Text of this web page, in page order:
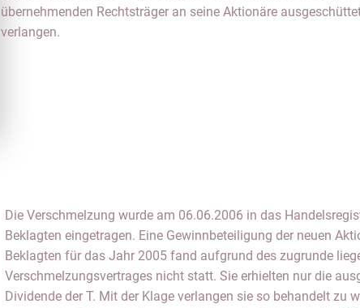
übernehmenden Rechtsträger an seine Aktionäre
verlangen.
Die Verschmelzung wurde am 06.06.2006 in das
Beklagten eingetragen. Eine Gewinnbeteiligung der neuen
Beklagten für das Jahr 2005 fand aufgrund des zugrunde
Verschmelzungsvertrages nicht statt. Sie erhielten nur die
Dividende der T. Mit der Klage verlangen sie so behandelt zu